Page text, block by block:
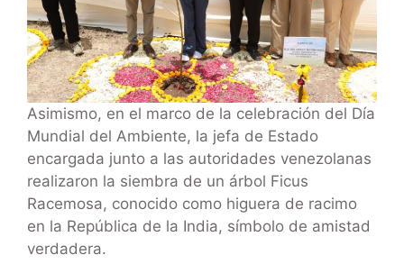
Asimismo, en el marco de la celebración del Día
Mundial del Ambiente, la jefa de Estado
encargada junto a las autoridades venezolanas
realizaron la siembra de un árbol Ficus
Racemosa, conocido como higuera de racimo
en la República de la India, símbolo de amistad
verdadera.